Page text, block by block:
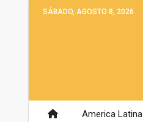
SÁBADO, AGOSTO 8, 2026
America Latina